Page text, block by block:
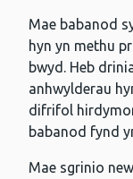
Mae babanod
hyn yn methu
bwyd. Heb
anhwylderau
difrifol
babanod fynd
Mae sgrinio